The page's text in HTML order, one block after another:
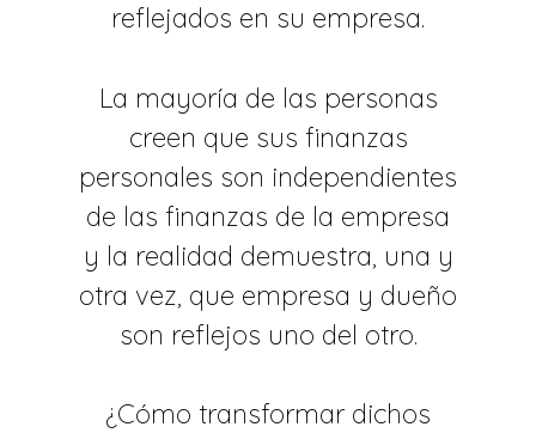
reflejados en su empresa.
La mayoría de las personas
creen que sus finanzas
personales son independientes
de las finanzas de la empresa
y la realidad demuestra, una y
otra vez, que empresa y dueño
son reflejos uno del otro.
¿Cómo transformar dichos